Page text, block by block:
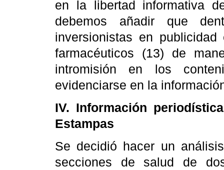
en la libertad informativa
debemos añadir que
inversionistas en
farmacéuticos (13) de
intromisión en los
evidenciarse en la
IV. Información
Estampas
Se decidió hacer un
secciones de salud de